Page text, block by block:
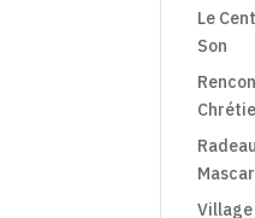
Le
Son
Village